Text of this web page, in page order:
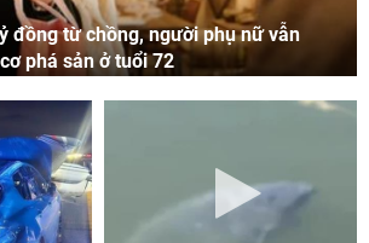
đồng từ chồng, người phụ nữ vẫn
phá sản ở tuổi 72